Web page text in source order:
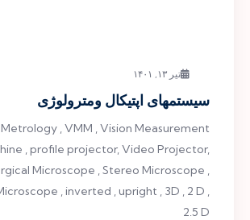
تیر ۱۳, ۱۴۰۱
سیستمهای اپتیکال ومترولوژی
, VMM , Vision Measurement
, profile projector, Video Projector,
Microscope , Stereo Microscope ,
, inverted , upright , 3D , 2 D ,
2.5 D